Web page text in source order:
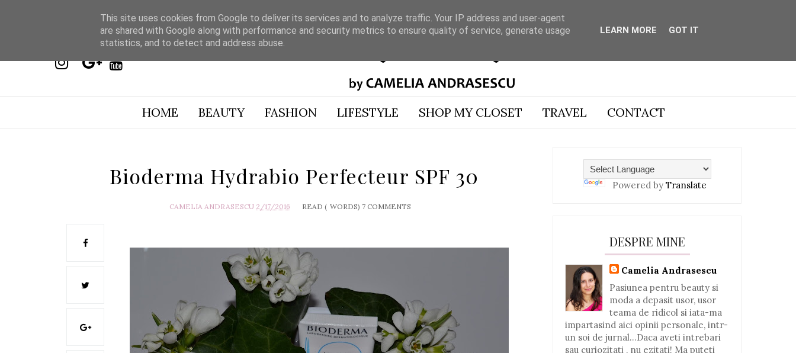
HOME BEAUTY FASHION LIFESTYLE SHOP MY CLOSET TRAVEL CONTACT
Bioderma Hydrabio Perfecteur SPF 30
CAMELIA ANDRASESCU 2/17/2016 READ ( WORDS) 7 COMMENTS
Powered by Translate
DESPRE MINE
Camelia Andrasescu
Pasiunea pentru beauty si
moda a depasit usor, usor
teama de ridicol si iata-ma
impartasind aici opinii personale, intr-
un soi de jurnal...Daca aveti intrebari
sau curiozitati , nu ezitati! Ma puteti
This site uses cookies from Google to deliver its services and to analyze traffic. Your IP address and user-agent
are shared with Google along with performance and security metrics to ensure quality of service, generate usage
statistics, and to detect and address abuse.
LEARN MORE GOT IT